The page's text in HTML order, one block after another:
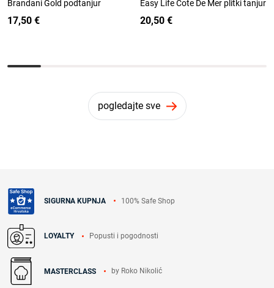
Brandani Gold podtanjur
17,50 €
Easy Life Cote De Mer plitki tanjur
20,50 €
pogledajte sve
SIGURNA KUPNJA 100% Safe Shop
LOYALTY Popusti i pogodnosti
MASTERCLASS by Roko Nikolić